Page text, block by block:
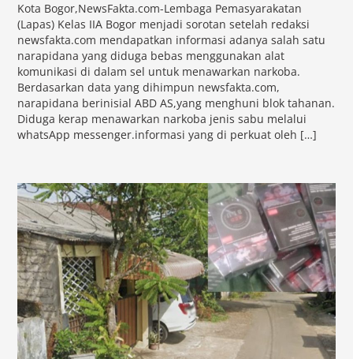
Kota Bogor,NewsFakta.com-Lembaga Pemasyarakatan
(Lapas) Kelas IIA Bogor menjadi sorotan setelah redaksi
newsfakta.com mendapatkan informasi adanya salah satu
narapidana yang diduga bebas menggunakan alat
komunikasi di dalam sel untuk menawarkan narkoba.
Berdasarkan data yang dihimpun newsfakta.com,
narapidana berinisial ABD AS,yang menghuni blok tahanan.
Diduga kerap menawarkan narkoba jenis sabu melalui
whatsApp messenger.informasi yang di perkuat oleh […]